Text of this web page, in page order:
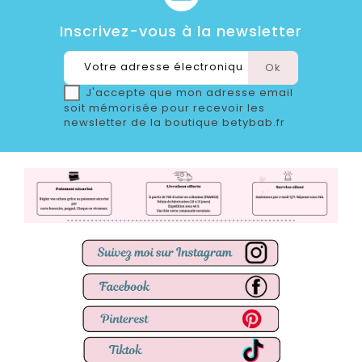
Inscrivez-vous à la newsletter
J'accepte que mon adresse email
soit mémorisée pour recevoir les
newsletter de la boutique betybab.fr